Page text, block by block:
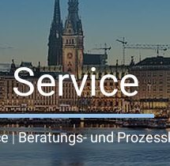
Service
|Beratungs- und